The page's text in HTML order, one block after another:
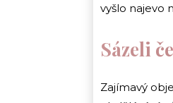
vyšlo najevo
Sázeli
Zajímavý